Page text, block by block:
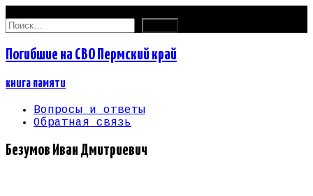
Найти:
Погибшие на СВО Пермский край
книга памяти
Вопросы и ответы
Обратная связь
Безумов Иван Дмитриевич